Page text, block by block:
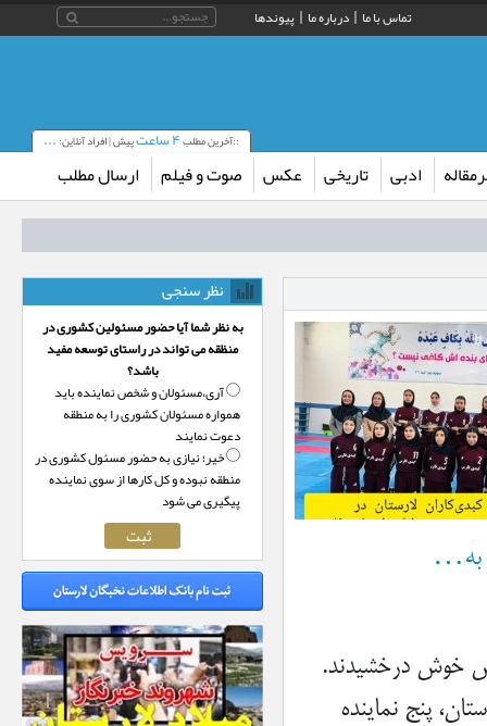
تماس با ما درباره ما پیوندها
::آخرین مطلب۴ ساعت پیش | افراد آنلاین:...
ادبی تاریخی عکس صوت و فیلم ارسال مطلب
به…
خوش درخشیدند‌.
پنج نماینده
نظر سنجی
به نظر شما آیا حضور مسئولین کشوری در
منظقه می تواند در راستای توسعه مفید
باشد؟
آری،‌مسئولان و شخص نماینده باید
همواره مسئولان کشوری را به منطقه
دعوت نمایند
خیر؛‌ نیازی به حضور مسئول کشوری در
منطقه نبوده و کل کارها از سوی نماینده
پیگیری می شود